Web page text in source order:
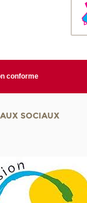
conforme
SOCIAUX